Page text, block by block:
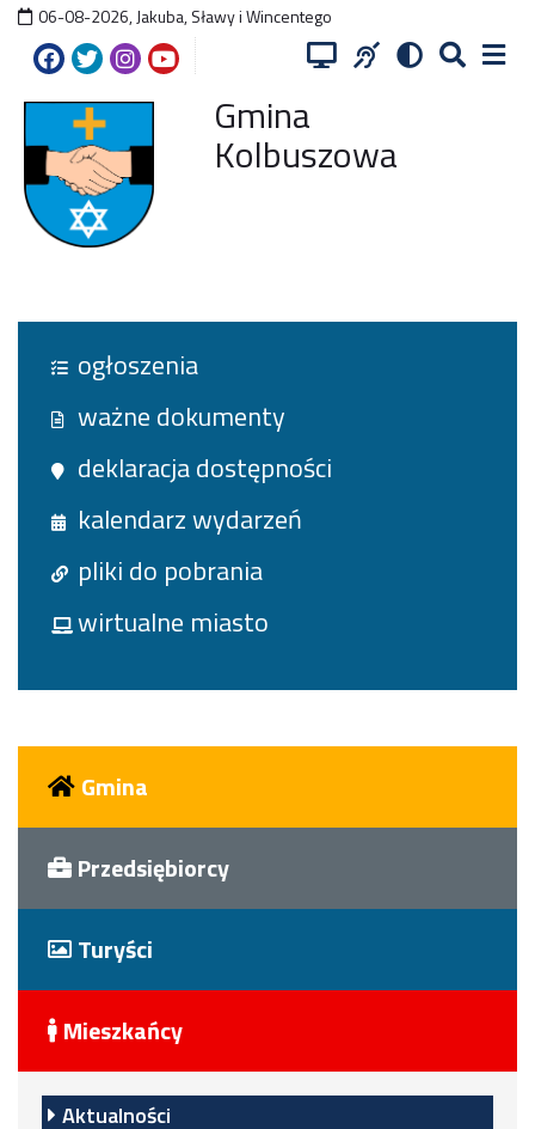
06-08-2026,Jakuba, Sławy i Wincentego
Gmina
Kolbuszowa
ogłoszenia
ważne dokumenty
deklaracja dostępności
kalendarz wydarzeń
pliki do pobrania
wirtualne miasto
Gmina
Przedsiębiorcy
Turyści
Mieszkańcy
Aktualności